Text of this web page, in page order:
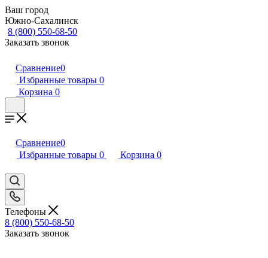
Ваш город
Южно-Сахалинск
8 (800) 550-68-50
Заказать звонок
Сравнение0
Избранные товары 0
Корзина 0
Сравнение0
Избранные товары 0 Корзина 0
Телефоны
8 (800) 550-68-50
Заказать звонок